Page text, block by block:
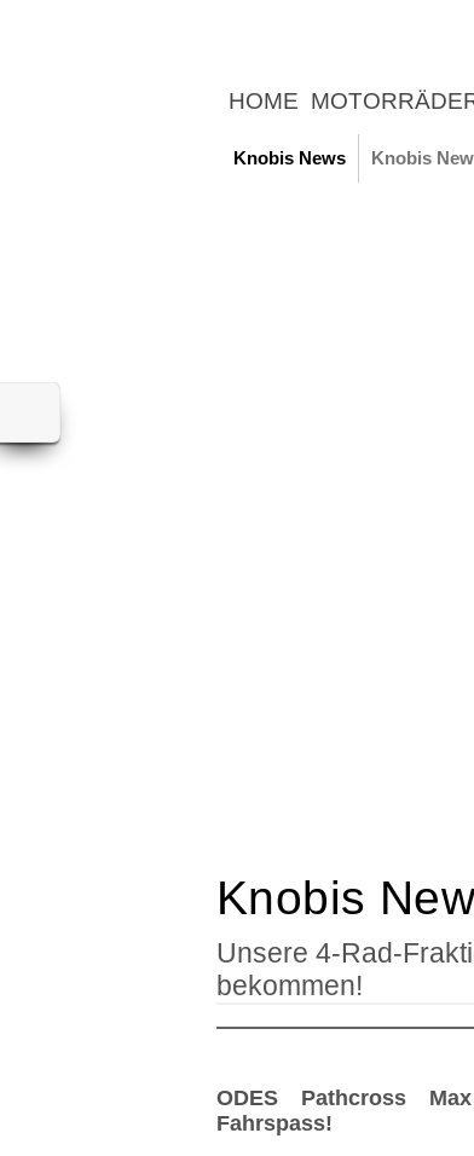
HOME
UNTERNEHMEN
Knobis News Knobis
Knobis
Unsere 4-Rad-
bekommen!
ODES Pathcross
Fahrspass!